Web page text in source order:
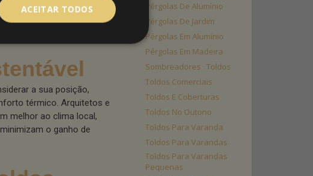
para garantir que os
substituições frequentes e
a sua posição,
térmico. Arquitetos e
melhor ao clima local,
o ganho de
Pérgolas De Alumínio
Pérgolas De Jardim
Pérgolas Em Alumínio
Pérgolas Em Madeira
Sombreadores Toldos
Toldos Comerciais
Toldos E Coberturas
Toldos No Outono
Toldos Para Varanda
Toldos Para Varandas
Toldos Para Varandas
Pequenas
ACEITAR TODOS